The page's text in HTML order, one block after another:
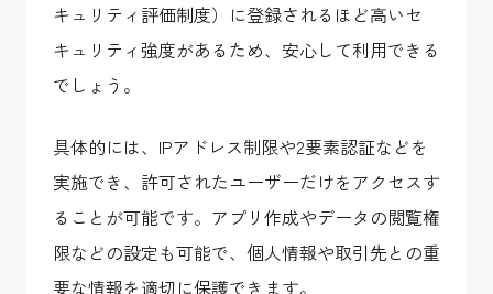
キュリティ評価制度）に登録されるほど高いセ
キュリティ強度があるため、安心して利用できる
でしょう。
具体的には、IPアドレス制限や2要素認証などを
実施でき、許可されたユーザーだけをアクセスす
ることが可能です。アプリ作成やデータの閲覧権
限などの設定も可能で、個人情報や取引先との重
要な情報を適切に保護できます。